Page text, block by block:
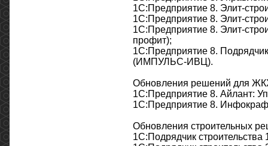
1C:Предприятие 8. Элит-
1C:Предприятие 8. Элит-
1C:Предприятие 8. Элит-
профит);
1С:Предприятие 8.
(ИМПУЛЬС-ИВЦ).
Обновления решений для
1С:Предприятие 8. Айлант:
1С:Предприятие 8.
Обновления строительных
1С:Подрядчик